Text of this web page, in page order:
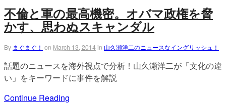
不倫と軍の最高機密。オバマ政権を脅
かす、思わぬスキャンダル
By まぐまぐ！ on March 13, 2014 in 山久瀬洋二のニュースなイングリッシュ！
話題のニュースを海外視点で分析！山久瀬洋二が「文化の違
い」をキーワードに事件を解説
Continue Reading